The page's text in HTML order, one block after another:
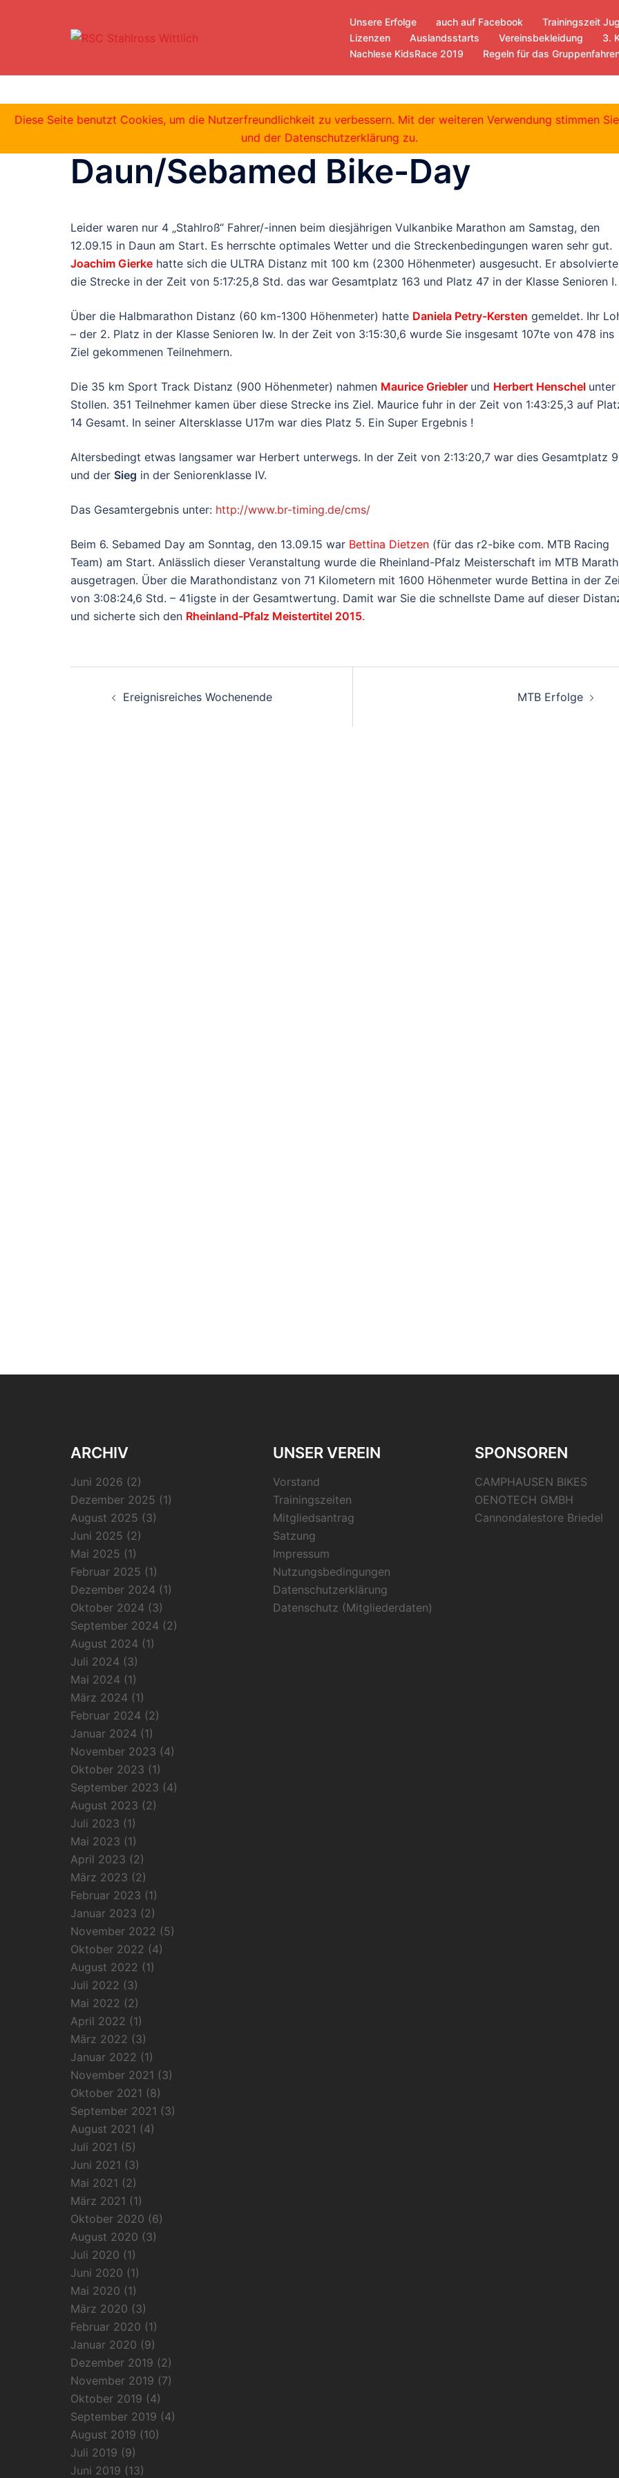
Unsere Erfolge auch auf Facebook Trainingszeit
Lizenzen
Auslandsstarts Vereinsbekleidung
3.
Nachlese KidsRace 2019
Regeln für das
Vulkanbike MTB Marathon in
Daun/Sebamed Bike-Day
Leider waren nur 4 „Stahlroß“ Fahrer/-innen beim diesjährigen Vulkanbike Marathon am Samstag, den
12.09.15 in Daun am Start. Es herrschte optimales Wetter und die Streckenbedingungen waren sehr gut.
Joachim Gierke hatte sich die ULTRA Distanz mit 100 km (2300 Höhenmeter) ausgesucht. Er absolvierte
die Strecke in der Zeit von 5:17:25,8 Std. das war Gesamtplatz 163 und Platz 47 in der Klasse Senioren I.
Über die Halbmarathon Distanz (60 km-1300 Höhenmeter) hatte Daniela Petry-Kersten gemeldet. Ihr
– der 2. Platz in der Klasse Senioren Iw. In der Zeit von 3:15:30,6 wurde Sie insgesamt 107te von 478 ins
Ziel gekommenen Teilnehmern.
Die 35 km Sport Track Distanz (900 Höhenmeter) nahmen Maurice Griebler und Herbert Henschel unter
Stollen. 351 Teilnehmer kamen über diese Strecke ins Ziel. Maurice fuhr in der Zeit von 1:43:25,3 auf
14 Gesamt. In seiner Altersklasse U17m war dies Platz 5. Ein Super Ergebnis !
Altersbedingt etwas langsamer war Herbert unterwegs. In der Zeit von 2:13:20,7 war dies Gesamtplatz
und der Sieg in der Seniorenklasse IV.
Das Gesamtergebnis unter: http://www.br-timing.de/cms/
Beim 6. Sebamed Day am Sonntag, den 13.09.15 war Bettina Dietzen (für das r2-bike com. MTB Racing
Team) am Start. Anlässlich dieser Veranstaltung wurde die Rheinland-Pfalz Meisterschaft im MTB
ausgetragen. Über die Marathondistanz von 71 Kilometern mit 1600 Höhenmeter wurde Bettina in der
von 3:08:24,6 Std. – 41igste in der Gesamtwertung. Damit war Sie die schnellste Dame auf dieser
und sicherte sich den Rheinland-Pfalz Meistertitel 2015.
Ereignisreiches Wochenende MTB Erfolge
ARCHIV
Juni 2026 (2)
Dezember 2025 (1)
August 2025 (3)
Juni 2025 (2)
Mai 2025 (1)
Februar 2025 (1)
Dezember 2024 (1)
Oktober 2024 (3)
September 2024 (2)
August 2024 (1)
Juli 2024 (3)
Mai 2024 (1)
März 2024 (1)
Februar 2024 (2)
Januar 2024 (1)
November 2023 (4)
Oktober 2023 (1)
September 2023 (4)
August 2023 (2)
Juli 2023 (1)
Mai 2023 (1)
April 2023 (2)
März 2023 (2)
Februar 2023 (1)
Januar 2023 (2)
November 2022 (5)
Oktober 2022 (4)
August 2022 (1)
Juli 2022 (3)
Mai 2022 (2)
April 2022 (1)
März 2022 (3)
Januar 2022 (1)
November 2021 (3)
Oktober 2021 (8)
September 2021 (3)
August 2021 (4)
Juli 2021 (5)
Juni 2021 (3)
Mai 2021 (2)
März 2021 (1)
Oktober 2020 (6)
August 2020 (3)
Juli 2020 (1)
Juni 2020 (1)
Mai 2020 (1)
März 2020 (3)
Februar 2020 (1)
Januar 2020 (9)
Dezember 2019 (2)
November 2019 (7)
Oktober 2019 (4)
September 2019 (4)
August 2019 (10)
Juli 2019 (9)
Juni 2019 (13)
UNSER VEREIN
Vorstand
Trainingszeiten
Mitgliedsantrag
Satzung
Impressum
Nutzungsbedingungen
Datenschutzerklärung
Datenschutz (Mitgliederdaten)
SPONSOREN
CAMPHAUSEN BIKES
OENOTECH GMBH
Cannondalestore Briedel
Diese Seite benutzt Cookies, um die Nutzerfreundlichkeit zu verbessern. Mit der weiteren Verwendung stimmen
und der Datenschutzerklärung zu.